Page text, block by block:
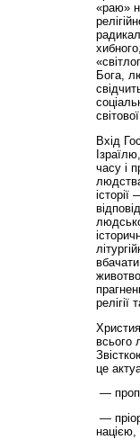
«раю»
Бога,
Вхід
часу і
історії
всього
це
—
—
нацією,